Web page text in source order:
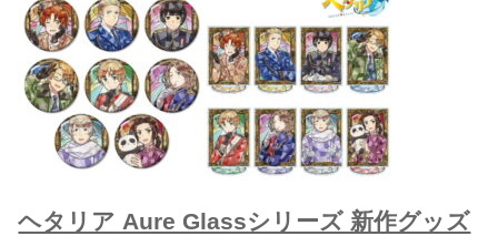
ヘタリア Aure Glassシリーズ 新作グッズ